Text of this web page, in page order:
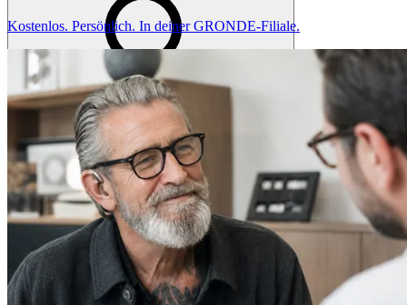
Kostenlos. Persönlich. In deiner GRONDE-Filiale.